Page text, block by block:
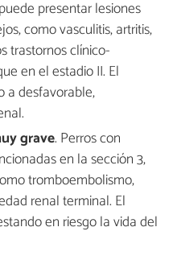
presentar lesiones
como vasculitis, artritis,
trastornos clínico-
en el estadio II. El
a desfavorable,
grave. Perros con
en la sección 3,
tromboembolismo,
renal terminal. El
en riesgo la vida del